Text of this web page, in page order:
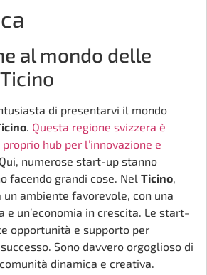
al mondo delle
di presentarvi il mondo
Questa regione svizzera è
hub per l’innovazione e
. Qui, numerose start-up stanno
facendo grandi cose. Nel Ticino
ambiente favorevole, con una
un’economia in crescita. Le start-
opportunità e supporto per
Sono davvero orgoglioso di
dinamica e creativa.